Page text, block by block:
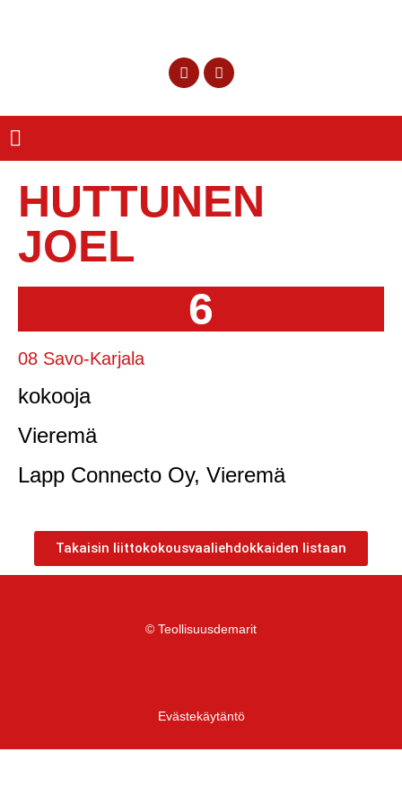
HUTTUNEN
JOEL
6
08 Savo-Karjala
kokooja
Vieremä
Lapp Connecto Oy, Vieremä
Takaisin liittokokousvaaliehdokkaiden listaan
© Teollisuusdemarit
Evästekäytäntö